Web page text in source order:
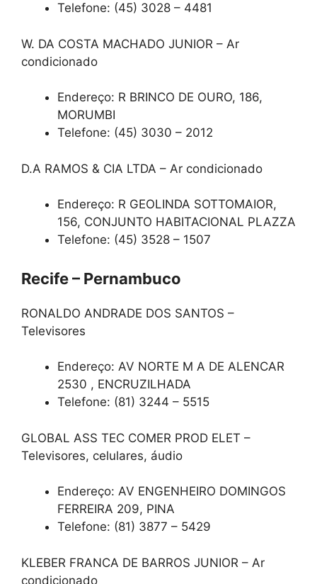
Telefone: (45) 3028 – 4481
W. DA COSTA MACHADO JUNIOR – Ar
condicionado
Endereço: R BRINCO DE OURO, 186,
MORUMBI
Telefone: (45) 3030 – 2012
D.A RAMOS & CIA LTDA – Ar condicionado
Endereço: R GEOLINDA SOTTOMAIOR,
156, CONJUNTO HABITACIONAL PLAZZA
Telefone: (45) 3528 – 1507
Recife – Pernambuco
RONALDO ANDRADE DOS SANTOS –
Televisores
Endereço: AV NORTE M A DE ALENCAR
2530 , ENCRUZILHADA
Telefone: (81) 3244 – 5515
GLOBAL ASS TEC COMER PROD ELET –
Televisores, celulares, áudio
Endereço: AV ENGENHEIRO DOMINGOS
FERREIRA 209, PINA
Telefone: (81) 3877 – 5429
KLEBER FRANCA DE BARROS JUNIOR – Ar
condicionado